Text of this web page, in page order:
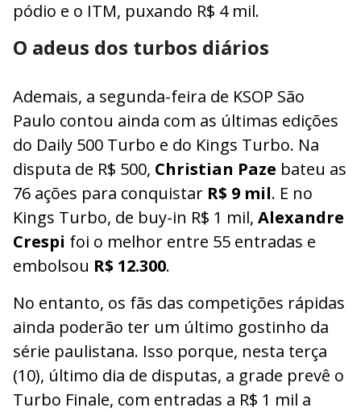
pódio e o ITM, puxando R$ 4 mil.
O adeus dos turbos diários
Ademais, a segunda-feira de KSOP São
Paulo contou ainda com as últimas edições
do Daily 500 Turbo e do Kings Turbo. Na
disputa de R$ 500, Christian Paze bateu as
76 ações para conquistar R$ 9 mil. E no
Kings Turbo, de buy-in R$ 1 mil, Alexandre
Crespi foi o melhor entre 55 entradas e
embolsou R$ 12.300.
No entanto, os fãs das competições rápidas
ainda poderão ter um último gostinho da
série paulistana. Isso porque, nesta terça
(10), último dia de disputas, a grade prevê o
Turbo Finale, com entradas a R$ 1 mil a